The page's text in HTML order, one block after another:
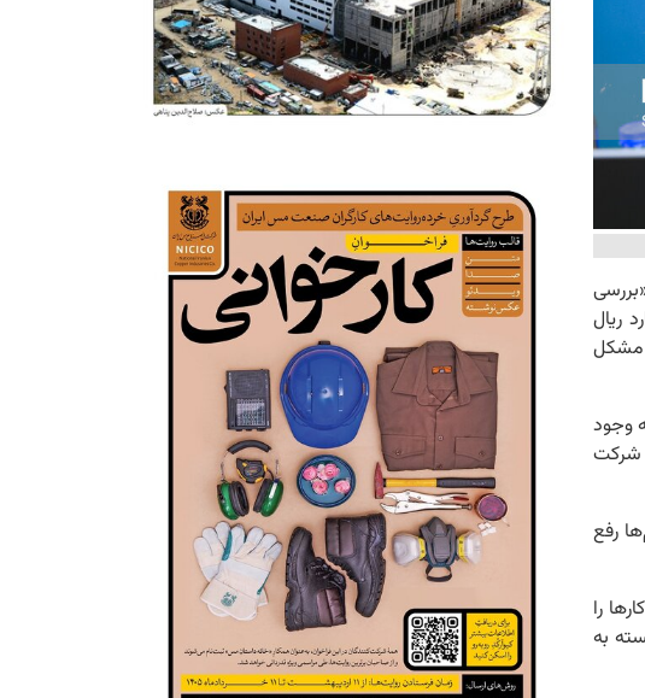
ریال
مشکل
وجود
شرکت
رفع
را
به